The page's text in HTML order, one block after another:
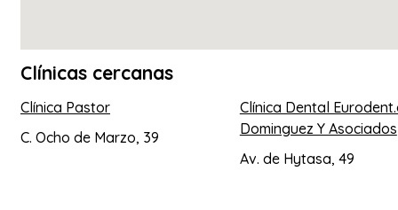
Clínicas cercanas
Clínica Pastor
C. Ocho de Marzo, 39
Clínica Dental
Dominguez Y Asociados
Av. de Hytasa, 49